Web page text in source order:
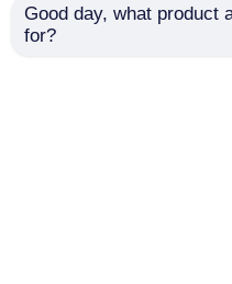
Good day, what product
for?